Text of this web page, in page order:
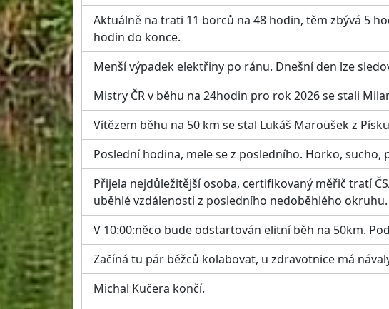
Aktuálně na trati 11 borců na 48 hodin, těm zbývá 5
hodin do konce.
Menší výpadek elektřiny po ránu. Dnešní den lze
Mistry ČR v běhu na 24hodin pro rok 2026 se stali
Vítězem běhu na 50 km se stal Lukáš Maroušek z
Poslední hodina, mele se z posledního. Horko, sucho,
Přijela nejdůležitější osoba, certifikovaný měřič tratí
uběhlé vzdálenosti z posledního nedoběhlého okruhu.
V 10:00:něco bude odstartován elitní běh na 50km.
Začíná tu pár běžců kolabovat, u zdravotnice má
Michal Kučera končí.